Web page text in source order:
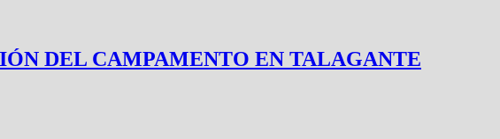
DEL CAMPAMENTO EN TALAGANTE